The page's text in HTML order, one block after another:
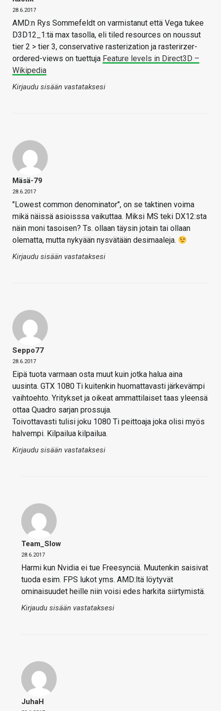
28.6.2017
AMD:n Rys Sommefeldt on varmistanut että Vega tukee
D3D12_1:tä max tasolla, eli tiled resources on noussut
tier 2 > tier 3, conservative rasterization ja rasterirzer-
ordered-views on tuettuja Feature levels in Direct3D –
Wikipedia
Kirjaudu sisään vastataksesi
Mäsä-79
28.6.2017
"Lowest common denominator", on se taktinen voima
mikä näissä asioisssa vaikuttaa. Miksi MS teki DX12:sta
näin moni tasoisen? Ts. ollaan täysin jotain tai ollaan
olematta, mutta nykyään nysvätään desimaaleja.
Kirjaudu sisään vastataksesi
Seppo77
28.6.2017
Eipä tuota varmaan osta muut kuin jotka halua aina
uusinta. GTX 1080 Ti kuitenkin huomattavasti järkevämpi
vaihtoehto. Yritykset ja oikeat ammattilaiset taas yleensä
ottaa Quadro sarjan prossuja.
Toivottavasti tulisi joku 1080 Ti peittoaja joka olisi myös
halvempi. Kilpailua kilpailua.
Kirjaudu sisään vastataksesi
Team_Slow
28.6.2017
Harmi kun Nvidia ei tue Freesynciä. Muutenkin saisivat
tuoda esim. FPS lukot yms. AMD:ltä löytyvät
ominaisuudet heille niin voisi edes harkita siirtymistä.
Kirjaudu sisään vastataksesi
JuhaH